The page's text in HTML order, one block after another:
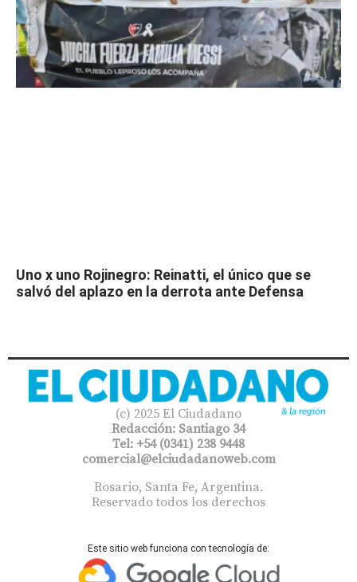
Uno x uno Rojinegro: Reinatti, el único que se
salvó del aplazo en la derrota ante Defensa
(c) 2025 El Ciudadano
Redacción: Santiago 34
Tel: +54 (0341) 238 9448
comercial@elciudadanoweb.com​
Rosario, Santa Fe, Argentina.
Reservado todos los derechos
Este sitio web funciona con tecnología de: